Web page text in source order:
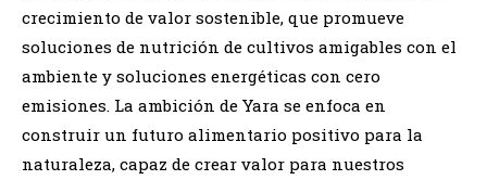
crecimiento de valor sostenible, que promueve
soluciones de nutrición de cultivos amigables con el
ambiente y soluciones energéticas con cero
emisiones. La ambición de Yara se enfoca en
construir un futuro alimentario positivo para la
naturaleza, capaz de crear valor para nuestros